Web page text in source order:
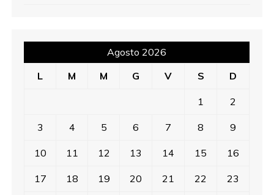
Agosto 2026
L
M M G V S D
1 2
3 4 5 6 7 8 9
10 11 12 13 14 15 16
17 18 19 20 21 22 23